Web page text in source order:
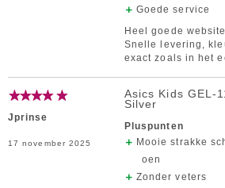
Goede service
Heel goede
Snelle levering,
exact zoals in het
Jprinse
17 november 2025
Asics Kids GEL-
Silver
Pluspunten
Mooie strakke
oen
Zonder veters